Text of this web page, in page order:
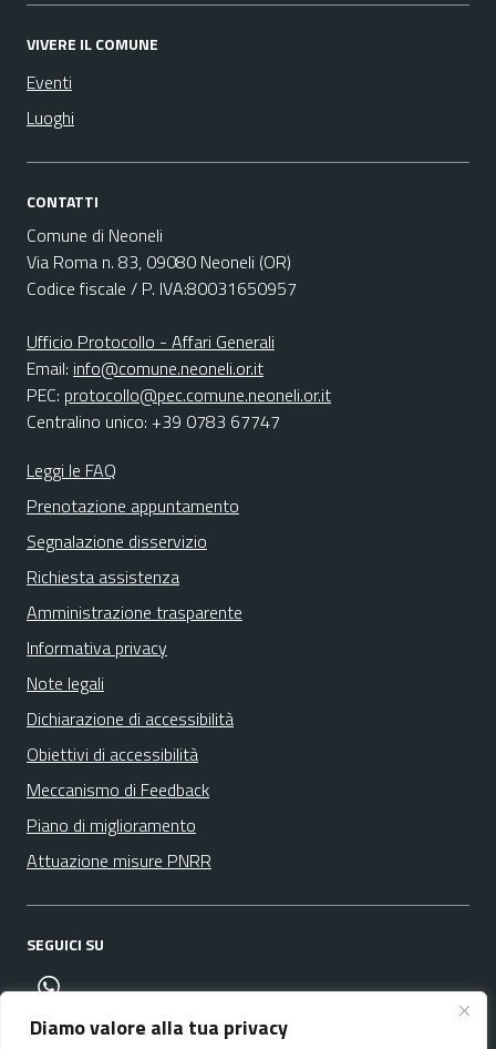
Diamo valore alla tua privacy
VIVERE IL COMUNE
Eventi
Luoghi
CONTATTI
Comune di Neoneli
Via Roma n. 83, 09080 Neoneli (OR)
Codice fiscale / P. IVA:80031650957
Ufficio Protocollo - Affari Generali
Email: info@comune.neoneli.or.it
PEC: protocollo@pec.comune.neoneli.or.it
Centralino unico: +39 0783 67747
Leggi le FAQ
Prenotazione appuntamento
Segnalazione disservizio
Richiesta assistenza
Amministrazione trasparente
Informativa privacy
Note legali
Dichiarazione di accessibilità
Obiettivi di accessibilità
Meccanismo di Feedback
Piano di miglioramento
Attuazione misure PNRR
SEGUICI SU
canale whatsapp